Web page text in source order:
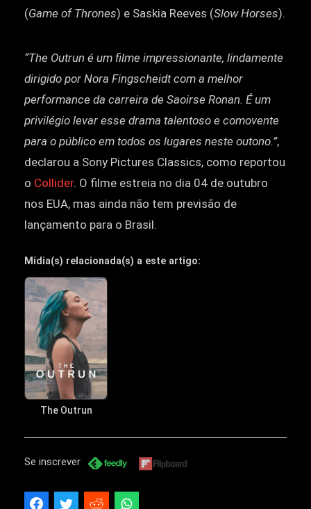
(Game of Thrones) e Saskia Reeves (Slow Horses).
“The Outrun é um filme impressionante, lindamente
dirigido por Nora Fingscheidt com a melhor
performance da carreira de Saoirse Ronan. É um
privilégio levar esse drama talentoso e comovente
para o público em todos os lugares neste outono.”,
declarou a Sony Pictures Classics, como reportou
o Collider. O filme estreia no dia 04 de outubro
nos EUA, mas ainda não tem previsão de
lançamento para o Brasil.
Mídia(s) relacionada(s) a este artigo:
The Outrun
Se inscrever